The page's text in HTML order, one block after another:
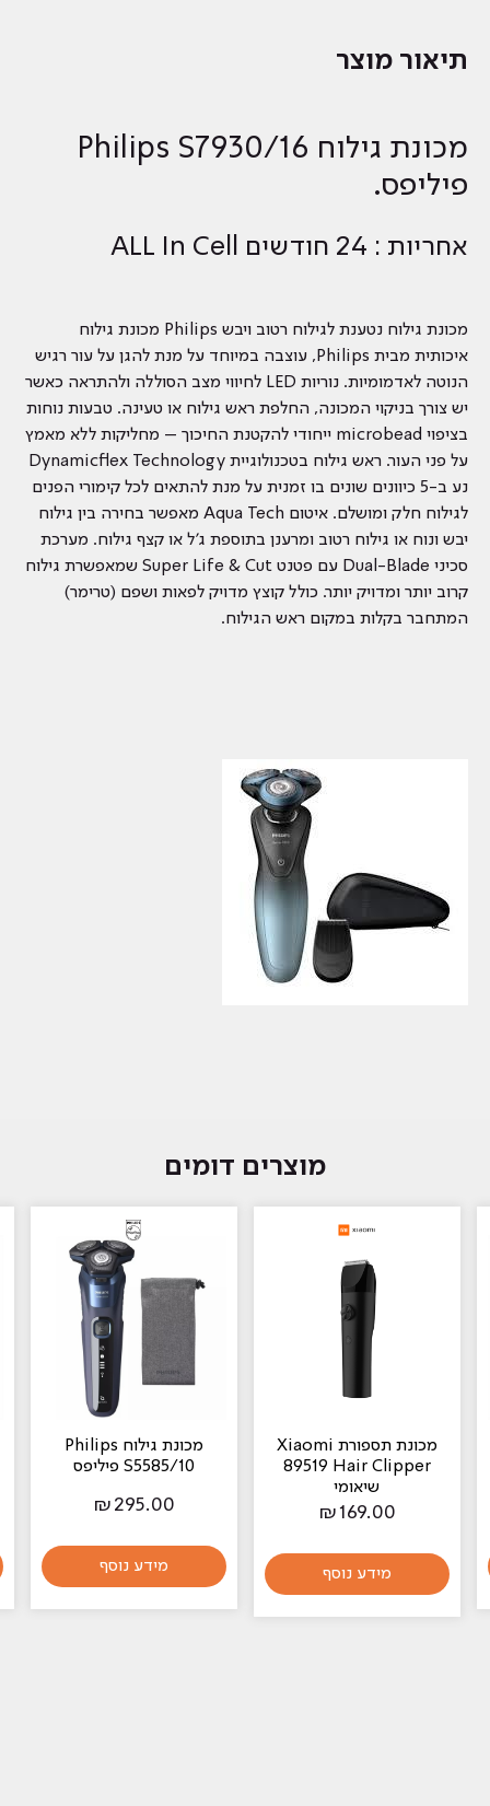
תיאור מוצר
מכונת גילוח Philips S7930/16
פיליפס.
אחריות : 24 חודשים ALL In Cell
מכונת גילוח נטענת לגילוח רטוב ויבש Philips מכונת גילוח
איכותית מבית Philips, עוצבה במיוחד על מנת להגן על עור רגיש
הנוטה לאדמומיות. נוריות LED לחיווי מצב הסוללה ולהתראה כאשר
יש צורך בניקוי המכונה, החלפת ראש גילוח או טעינה. טבעות נוחות
בציפוי microbead ייחודי להקטנת החיכוך – מחליקות ללא מאמץ
על פני העור. ראש גילוח בטכנולוגיית Dynamicflex Technology
נע ב-5 כיוונים שונים בו זמנית על מנת להתאים לכל קימורי הפנים
לגילוח חלק ומושלם. איטום Aqua Tech מאפשר בחירה בין גילוח
יבש ונוח או גילוח רטוב ומרענן בתוספת ג’ל או קצף גילוח. מערכת
סכיני Dual-Blade עם פטנט Super Life & Cut שמאפשרת גילוח
קרוב יותר ומדויק יותר. כולל קוצץ מדויק לפאות ושפם (טרימר)
המתחבר בקלות במקום ראש הגילוח.
מוצרים דומים
מכונת תספורת Xiaomi
89519 Hair Clipper
שיאומי
₪169.00
מידע נוסף
מכונת גילוח Philips
S5585/10 פיליפס
₪ 295.00
מידע נוסף